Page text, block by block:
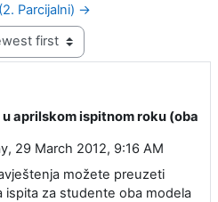
Parcijalni) →
aprilskom ispitnom roku (oba
29 March 2012, 9:16 AM
možete preuzeti
ispita za studente oba modela